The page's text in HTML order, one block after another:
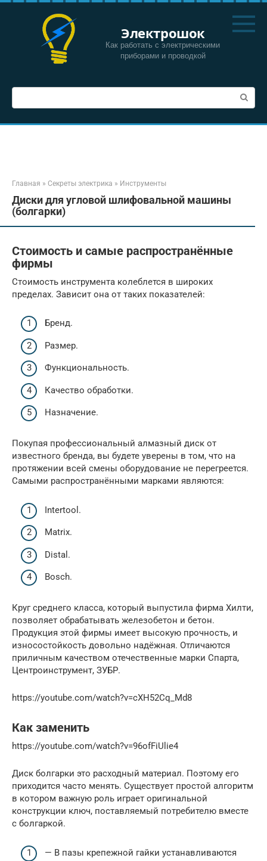
Перейти
Электрошок
Как работать с электрическими
приборами и проводкой
Поиск:
Главная » Секреты электрика » Инструменты
Диски для угловой шлифовальной машины
(болгарки)
Стоимость и самые распространённые
фирмы
Стоимость инструмента колеблется в широких
пределах. Зависит она от таких показателей:
Бренд.
Размер.
Функциональность.
Качество обработки.
Назначение.
Покупая профессиональный алмазный диск от
известного бренда, вы будете уверены в том, что на
протяжении всей смены оборудование не перегреется.
Самыми распространёнными марками являются:
Intertool.
Matrix.
Distal.
Bosch.
Круг среднего класса, который выпустила фирма Хилти,
позволяет обрабатывать железобетон и бетон.
Продукция этой фирмы имеет высокую прочность, и
износостойкость довольно надёжная. Отличаются
приличным качеством отечественные марки Спарта,
Центроинструмент, ЗУБР.
https://youtube.com/watch?v=cXH52Cq_Md8
Как заменить
https://youtube.com/watch?v=96ofFiUlie4
Диск болгарки это расходный материал. Поэтому его
приходится часто менять. Существует простой алгоритм
в котором важную роль играет оригинальной
конструкции ключ, поставляемый потребителю вместе
с болгаркой.
— В пазы крепежной гайки устанавливаются